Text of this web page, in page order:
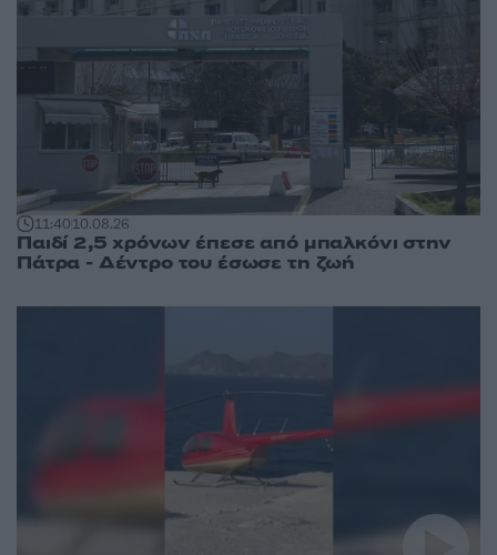
11:4010.08.26
Παιδί 2,5 χρόνων έπεσε από μπαλκόνι στην
Πάτρα - Δέντρο του έσωσε τη ζωή